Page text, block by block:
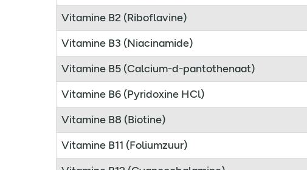
Vitamine B2 (Riboflavine)
Vitamine B3 (Niacinamide)
Vitamine B5 (Calcium-d-pantothenaat)
Vitamine B6 (Pyridoxine HCl)
Vitamine B8 (Biotine)
Vitamine B11 (Foliumzuur)